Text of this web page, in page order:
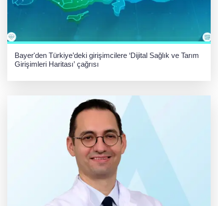
Bayer'den Türkiye’deki girişimcilere ‘Dijital Sağlık ve Tarım
Girişimleri Haritası’ çağrısı